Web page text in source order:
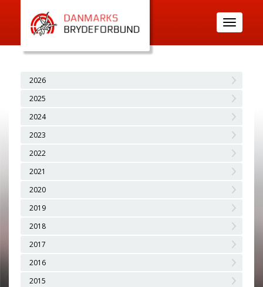
Toggle
navigation
2026
2025
2024
2023
2022
2021
2020
2019
2018
2017
2016
2015